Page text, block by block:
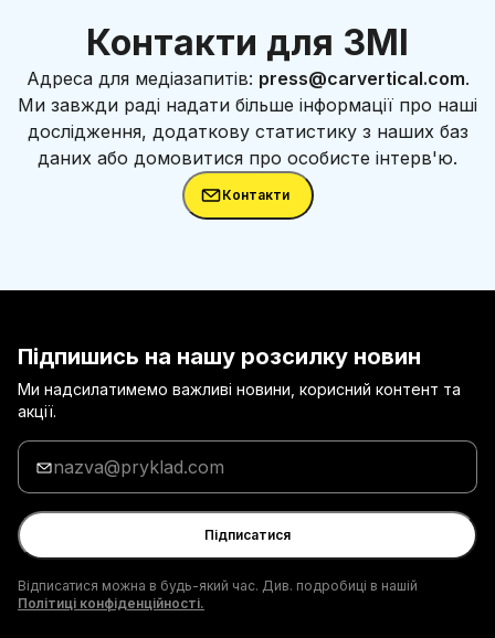
Контакти для ЗМІ
Адреса для медіазапитів: press@carvertical.com.
Ми завжди раді надати більше інформації про наші
дослідження, додаткову статистику з наших баз
даних або домовитися про особисте інтерв'ю.
Контакти
Підпишись на нашу розсилку новин
Ми надсилатимемо важливі новини, корисний контент та
акції.
Введи
адресу
електронної
пошти
Підписатися
Відписатися можна в будь-який час. Див. подробиці в нашій
Політиці конфіденційності.